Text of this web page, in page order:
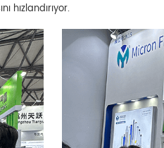
hızlandırıyor.